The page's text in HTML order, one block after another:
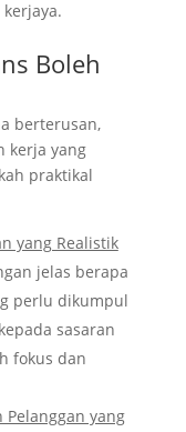
Boleh
berterusan,
kerja yang
praktikal
yang Realistik
jelas berapa
perlu dikumpul
sasaran
fokus dan
Pelanggan yang